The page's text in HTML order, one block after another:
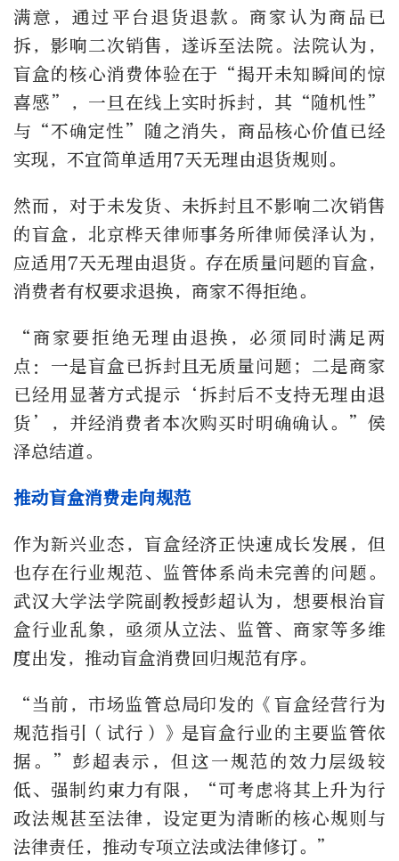
满意，通过平台退货退款。商家认为商品已
拆，影响二次销售，遂诉至法院。法院认为，
盲盒的核心消费体验在于“揭开未知瞬间的惊
喜感”，一旦在线上实时拆封，其“随机性”
与“不确定性”随之消失，商品核心价值已经
实现，不宜简单适用7天无理由退货规则。
然而，对于未发货、未拆封且不影响二次销售
的盲盒，北京桦天律师事务所律师侯泽认为，
应适用7天无理由退货。存在质量问题的盲盒，
消费者有权要求退换，商家不得拒绝。
“商家要拒绝无理由退换，必须同时满足两
点：一是盲盒已拆封且无质量问题；二是商家
已经用显著方式提示‘拆封后不支持无理由退
货’，并经消费者本次购买时明确确认。”侯
泽总结道。
推动盲盒消费走向规范
作为新兴业态，盲盒经济正快速成长发展，但
也存在行业规范、监管体系尚未完善的问题。
武汉大学法学院副教授彭超认为，想要根治盲
盒行业乱象，亟须从立法、监管、商家等多维
度出发，推动盲盒消费回归规范有序。
“当前，市场监管总局印发的《盲盒经营行为
规范指引（试行）》是盲盒行业的主要监管依
据。”彭超表示，但这一规范的效力层级较
低、强制约束力有限，“可考虑将其上升为行
政法规甚至法律，设定更为清晰的核心规则与
法律责任，推动专项立法或法律修订。”